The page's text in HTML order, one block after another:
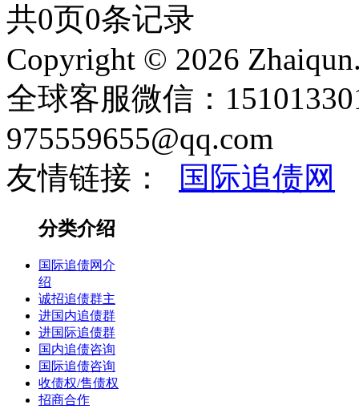
共0页0条记录
Copyright © 2026
全球客服微信：
975559655@qq.com
友情链接：
国际追债网
分类介绍
国际追债网介
绍
诚招追债群主
进国内追债群
进国际追债群
国内追债咨询
国际追债咨询
收债权/售债权
招商合作